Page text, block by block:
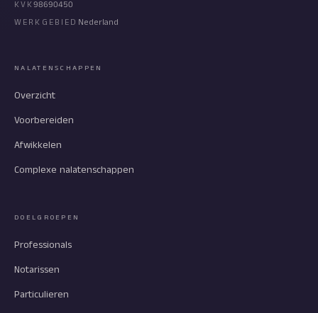
KVK98690450
WERKGEBIED Nederland
NALATENSCHAPPEN
Overzicht
Voorbereiden
Afwikkelen
Complexe nalatenschappen
DOELGROEPEN
Professionals
Notarissen
Particulieren